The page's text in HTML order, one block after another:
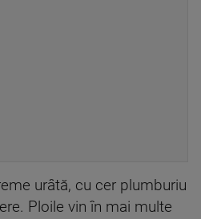
urâtă, cu cer plumburiu
Ploile vin în mai multe